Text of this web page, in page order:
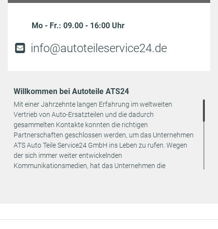
Mo - Fr.: 09.00 - 16:00 Uhr
info@autoteileservice24.de
Willkommen bei Autoteile ATS24
Mit einer Jahrzehnte langen Erfahrung im weltweiten
Vertrieb von Auto-Ersatzteilen und die dadurch
gesammelten Kontakte konnten die richtigen
Partnerschaften geschlossen werden, um das Unternehmen
ATS Auto Teile Service24 GmbH ins Leben zu rufen. Wegen
der sich immer weiter entwickelnden
Kommunikationsmedien, hat das Unternehmen die